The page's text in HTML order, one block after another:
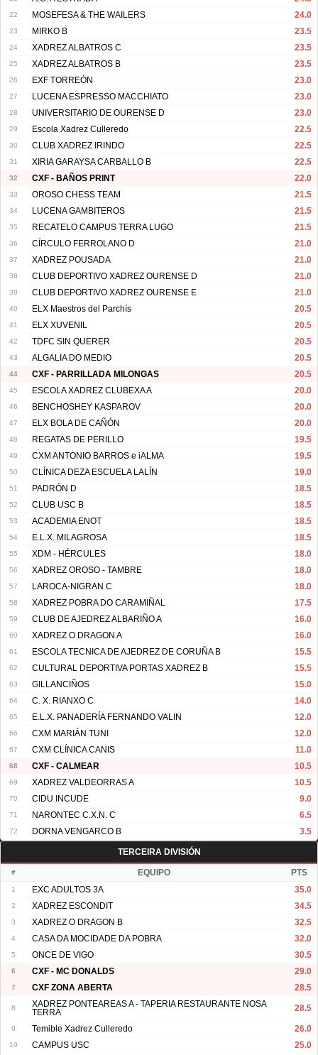
22 MOSEFESA & THE WAILERS 24.0
23 MIRKO B 23.5
24 XADREZ ALBATROS C 23.5
25 XADREZ ALBATROS B 23.5
26 EXF TORREÓN 23.0
27 LUCENA ESPRESSO MACCHIATO 23.0
28 UNIVERSITARIO DE OURENSE D 23.0
29 Escola Xadrez Culleredo 22.5
30 CLUB XADREZ IRINDO 22.5
31 XIRIA GARAYSA CARBALLO B 22.5
32 CXF - BAÑOS PRINT 22.0
33 OROSO CHESS TEAM 21.5
34 LUCENA GAMBITEROS 21.5
35 RECATELO CAMPUS TERRA LUGO 21.5
36 CÍRCULO FERROLANO D 21.0
37 XADREZ POUSADA 21.0
38 CLUB DEPORTIVO XADREZ OURENSE D 21.0
39 CLUB DEPORTIVO XADREZ OURENSE E 21.0
40 ELX Maestros del Parchís 20.5
41 ELX XUVENIL 20.5
42 TDFC SIN QUERER 20.5
43 ALGALIA DO MEDIO 20.5
44 CXF - PARRILLADA MILONGAS 20.5
45 ESCOLA XADREZ CLUBEXA A 20.0
46 BENCHOSHEY KASPAROV 20.0
47 ELX BOLA DE CAÑÓN 20.0
48 REGATAS DE PERILLO 19.5
49 CXM ANTONIO BARROS e iALMA 19.5
50 CLÍNICA DEZA ESCUELA LALÍN 19.0
51 PADRÓN D 18.5
52 CLUB USC B 18.5
53 ACADEMIA ENOT 18.5
54 E.L.X. MILAGROSA 18.5
55 XDM - HÉRCULES 18.0
56 XADREZ OROSO - TAMBRE 18.0
57 LAROCA-NIGRAN C 18.0
58 XADREZ POBRA DO CARAMIÑAL 17.5
59 CLUB DE AJEDREZ ALBARIÑO A 16.0
60 XADREZ O DRAGON A 16.0
61 ESCOLA TECNICA DE AJEDREZ DE CORUÑA B 15.5
62 CULTURAL DEPORTIVA PORTAS XADREZ B 15.5
63 GILLANCIÑOS 15.0
64 C. X. RIANXO C 14.0
65 E.L.X. PANADERÍA FERNANDO VALIN 12.0
66 CXM MARIÁN TUNI 12.0
67 CXM CLÍNICA CANIS 11.0
68 CXF - CALMEAR 10.5
69 XADREZ VALDEORRAS A 10.5
70 CIDU INCUDE 9.0
71 NARONTEC C.X.N. C 6.5
72 DORNA VENGARCO B 3.5
TERCEIRA DIVISIÓN
# EQUIPO PTS
1 EXC ADULTOS 3A 35.0
2 XADREZ ESCONDIT 34.5
3 XADREZ O DRAGON B 32.5
4 CASA DA MOCIDADE DA POBRA 32.0
5 ONCE DE VIGO 30.5
6 CXF - MC DONALDS 29.0
7 CXF ZONA ABERTA 28.5
8
XADREZ PONTEAREAS A - TAPERIA RESTAURANTE NOSA
TERRA
28.5
9 Temible Xadrez Culleredo 26.0
10 CAMPUS USC 25.0